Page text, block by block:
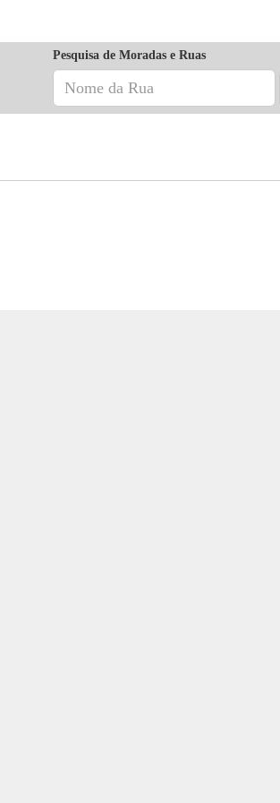
Pesquisa de Moradas e Ruas